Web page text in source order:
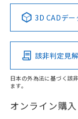
Pb
在庫等で未対応品
その他の
3D CADデー
該非判定見
日本の外為法に基づく該
ます。
オンライン購入